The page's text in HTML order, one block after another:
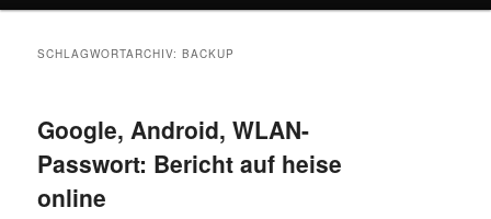
SCHLAGWORTARCHIV:BACKUP
Google, Android, WLAN-
Passwort: Bericht auf heise
online